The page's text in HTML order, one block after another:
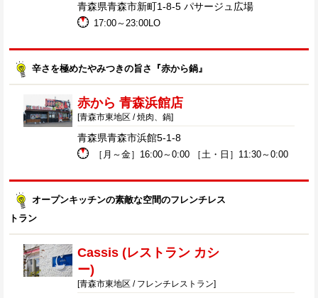
青森県青森市新町1-8-5 パサージュ広場
17:00～23:00LO
辛さを極めたやみつきの旨さ『赤から鍋』
赤から 青森浜館店
[青森市東地区 / 焼肉、鍋]
青森県青森市浜館5-1-8
［月～金］16:00～0:00 ［土・日］11:30～0:00
オープンキッチンの素敵な空間のフレンチレス
トラン
Cassis (レストラン カシ
ー)
[青森市東地区 / フレンチレストラン]